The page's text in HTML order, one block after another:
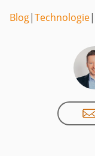
Blog|Technologie|